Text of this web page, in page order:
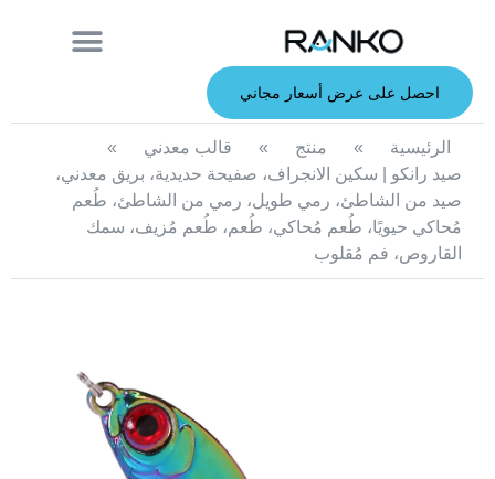
احصل على عرض أسعار مجاني
الرئيسية » منتج » قالب معدني
»
صيد رانكو | سكين الانجراف، صفيحة حديدية، بريق معدني،
صيد من الشاطئ، رمي طويل، رمي من الشاطئ، طُعم
مُحاكي حيويًا، طُعم مُحاكي، طُعم، طُعم مُزيف، سمك
القاروص، فم مُقلوب